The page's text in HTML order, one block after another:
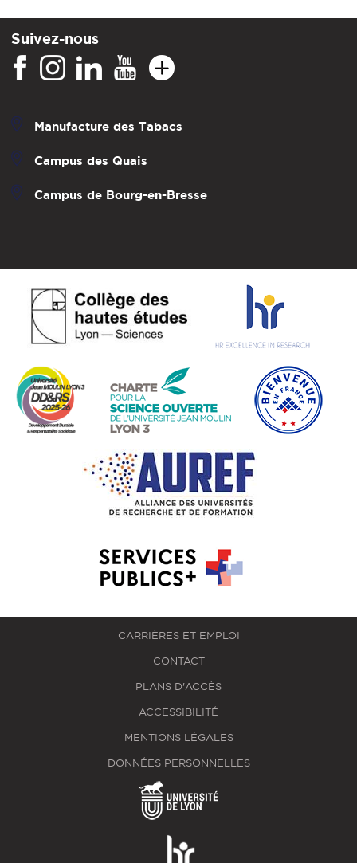
Suivez-nous
Manufacture des Tabacs
Campus des Quais
Campus de Bourg-en-Bresse
CARRIÈRES ET EMPLOI
CONTACT
PLANS D'ACCÈS
ACCESSIBILITÉ
MENTIONS LÉGALES
DONNÉES PERSONNELLES